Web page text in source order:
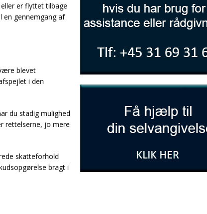
er flyttet tilbage
en gennemgang af
blevet
i den
du stadig mulighed
rettelserne, jo mere
skatteforhold
bragt i